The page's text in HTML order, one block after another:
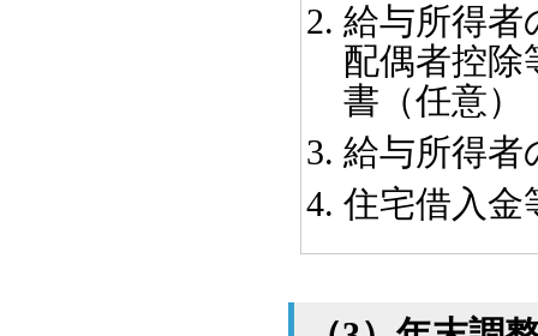
給与所得
配偶者控
書（任意）
給与所得者
住宅借入金